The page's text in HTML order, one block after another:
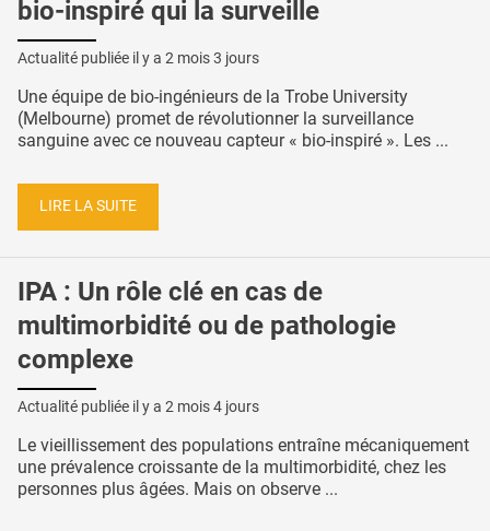
bio-inspiré qui la surveille
Actualité publiée il y a 2 mois 3 jours
Une équipe de bio-ingénieurs de la Trobe University
(Melbourne) promet de révolutionner la surveillance
sanguine avec ce nouveau capteur « bio-inspiré ». Les ...
LIRE LA SUITE
IPA : Un rôle clé en cas de
multimorbidité ou de pathologie
complexe
Actualité publiée il y a 2 mois 4 jours
Le vieillissement des populations entraîne mécaniquement
une prévalence croissante de la multimorbidité, chez les
personnes plus âgées. Mais on observe ...